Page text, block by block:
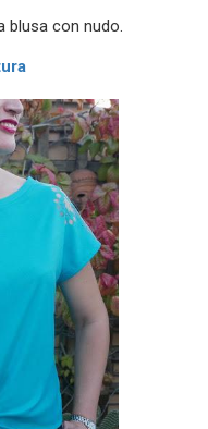
blusa con nudo.